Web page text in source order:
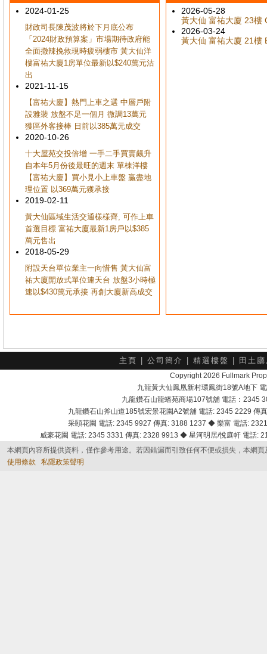
2024-01-25
財政司長陳茂波將於下月底公布
「2024財政預算案」市場期待政府能
全面撤辣挽救現時疲弱樓市 黃大仙洋
樓富祐大廈1房單位最新以$240萬元沽
出
2021-11-15
【富祐大廈】熱門上車之選 中層戶附
設雅裝 放盤不足一個月 微調13萬元
獲區外客接棒 日前以385萬元成交
2020-10-26
十大屋苑交投倍增 一手二手買賣飆升
自本年5月份後最旺的週末 單棟洋樓
【富祐大廈】買小見小上車盤 贏盡地
理位置 以369萬元獲承接
2019-02-11
黃大仙區域生活交通樣樣齊, 可作上車
首選目標 富祐大廈最新1房戶以$385
萬元售出
2018-05-29
附設天台單位業主一向惜售 黃大仙富
祐大廈開放式單位連天台 放盤3小時極
速以$430萬元承接 再創大廈新高成交
2026-05-28
黃大仙 富祐大廈 23樓
2026-03-24
黃大仙 富祐大廈 21樓
主頁 公司簡介 精選樓盤 田土
Copyright 2026 Fullmark
九龍黃大仙鳳凰新村環鳳街18號A地下
九龍鑽石山龍蟠苑商場107號舖 電話：2345
九龍鑽石山斧山道185號宏景花園A2號舖 電話: 2345 2229
采頣花園 電話: 2345 9927 傳真: 3188 1237 ◆ 樂富 電話:
威豪花園 電話: 2345 3331 傳真: 2328 9913 ◆ 星河明居/悅庭軒 電話
本網頁內容所提供資料，僅作參考用途。若因錯漏而引致任何不便或損失，本網
使用條款
私隱政策聲明